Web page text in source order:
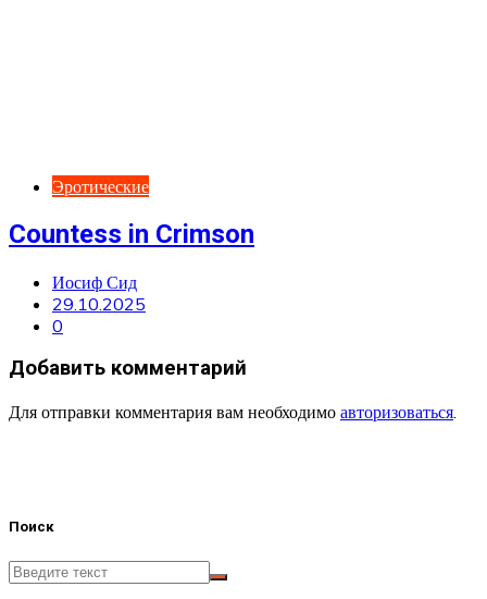
Эротические
Countess in Crimson
Иосиф Сид
29.10.2025
0
Добавить комментарий
Для отправки комментария вам необходимо авторизоваться.
Поиск